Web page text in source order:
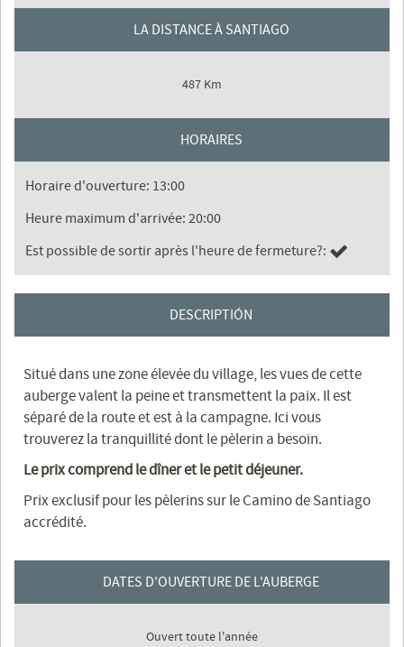
LA DISTANCE À SANTIAGO
487 Km
HORAIRES
Horaire d'ouverture: 13:00
Heure maximum d'arrivée: 20:00
Est possible de sortir après l'heure de fermeture?:
DESCRIPTIÓN
Situé dans une zone élevée du village, les vues de cette
auberge valent la peine et transmettent la paix. Il est
séparé de la route et est à la campagne. Ici vous
trouverez la tranquillité dont le pèlerin a besoin.
Le prix comprend le dîner et le petit déjeuner.
Prix ​​exclusif pour les pèlerins sur le Camino de Santiago
accrédité.
DATES D'OUVERTURE DE L'AUBERGE
Ouvert toute l'année